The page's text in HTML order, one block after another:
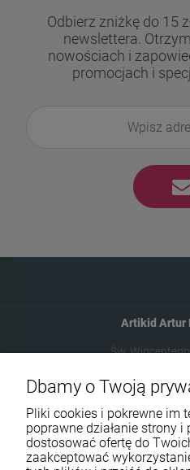
​​​​​​​Odbierz zniżkę do 15
newslettera.
nowościach i
promocjach i
Artikid Artur
Św.
Dbamy o Twoją
Pliki cookies i pokrewne im
poprawne działanie strony
dostosować ofertę do
zaakceptować